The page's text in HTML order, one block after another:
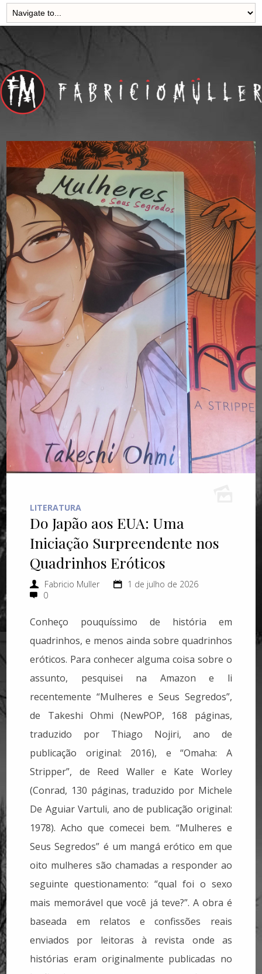
LITERATURA
Do Japão aos EUA: Uma
Iniciação Surpreendente nos
Quadrinhos Eróticos
Fabricio Muller
1 de julho de 2026
0
Conheço pouquíssimo de história em
quadrinhos, e menos ainda sobre quadrinhos
eróticos. Para conhecer alguma coisa sobre o
assunto, pesquisei na Amazon e li
recentemente “Mulheres e Seus Segredos”,
de Takeshi Ohmi (NewPOP, 168 páginas,
traduzido por Thiago Nojiri, ano de
publicação original: 2016), e “Omaha: A
Stripper”, de Reed Waller e Kate Worley
(Conrad, 130 páginas, traduzido por Michele
De Aguiar Vartuli, ano de publicação original:
1978). Acho que comecei bem. “Mulheres e
Seus Segredos” é um mangá erótico em que
oito mulheres são chamadas a responder ao
seguinte questionamento: “qual foi o sexo
mais memorável que você já teve?”. A obra é
baseada em relatos e confissões reais
enviados por leitoras à revista onde as
histórias eram originalmente publicadas no